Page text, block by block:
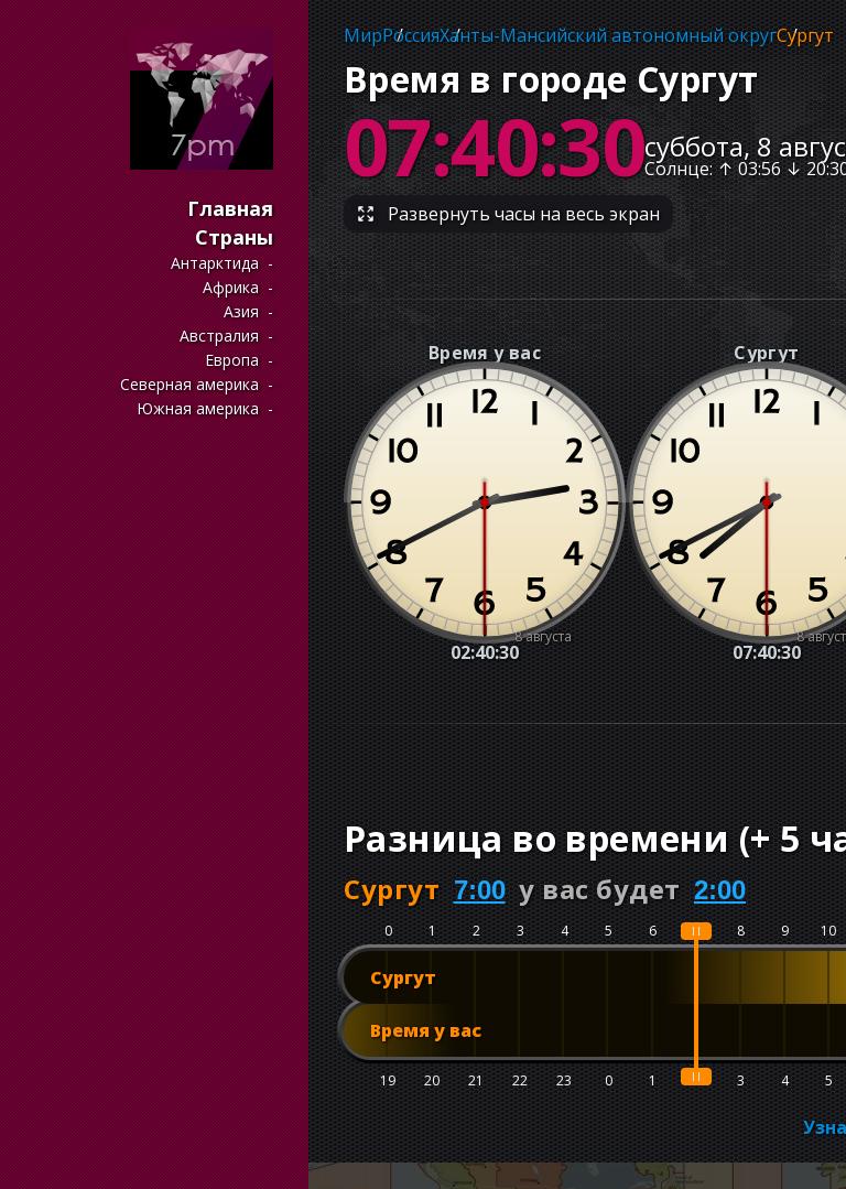
Главная
Страны
Антарктида
Африка
Азия
Австралия
Европа
Северная америка
Южная америка
МирРоссияХанты-Мансийский автономный округСургут
Время в городе Сургут
07:40:31суббота, 8
Солнце: ↑03:56↓
Развернуть часы на весь экран
Время у вас
02:40:31
8 августа
Сургут
07:40:31
8
Разница во времени (+5
Сургут 7:00 у вас будет 2:00
0 1 2 3 4 5 6 7 8 9 10
Сургут
19 20 21 22 23 0 1 2 3 4 5
Время у вас